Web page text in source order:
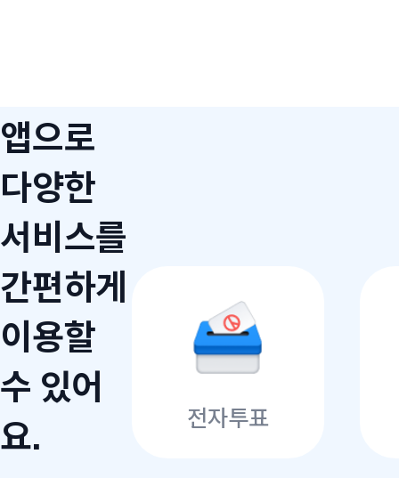
앱으로
다양한
서비스를
간편하게
이용할
수 있어
요.
전자투표